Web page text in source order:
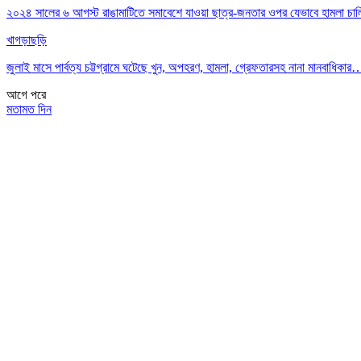
২০২৪ সালের ৬ আগস্ট রাঙামাটিতে সমাবেশে যাওয়া ছাত্র-জনতার ওপর যেভাবে হামলা
খাগড়াছড়ি
জুলাই মাসে পার্বত্য চট্টগ্রামে ঘটেছে খুন, অপহরণ, হামলা, গ্রেফতারসহ নানা
আগে পরে
মতামত দিন